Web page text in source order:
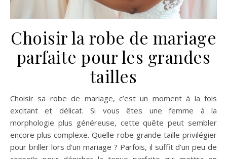
Choisir la robe de mariage
parfaite pour les grandes
tailles
Choisir sa robe de mariage, c’est un moment à la fois
excitant et délicat. Si vous êtes une femme à la
morphologie plus généreuse, cette quête peut sembler
encore plus complexe. Quelle robe grande taille privilégier
pour briller lors d’un mariage ? Parfois, il suffit d’un peu de